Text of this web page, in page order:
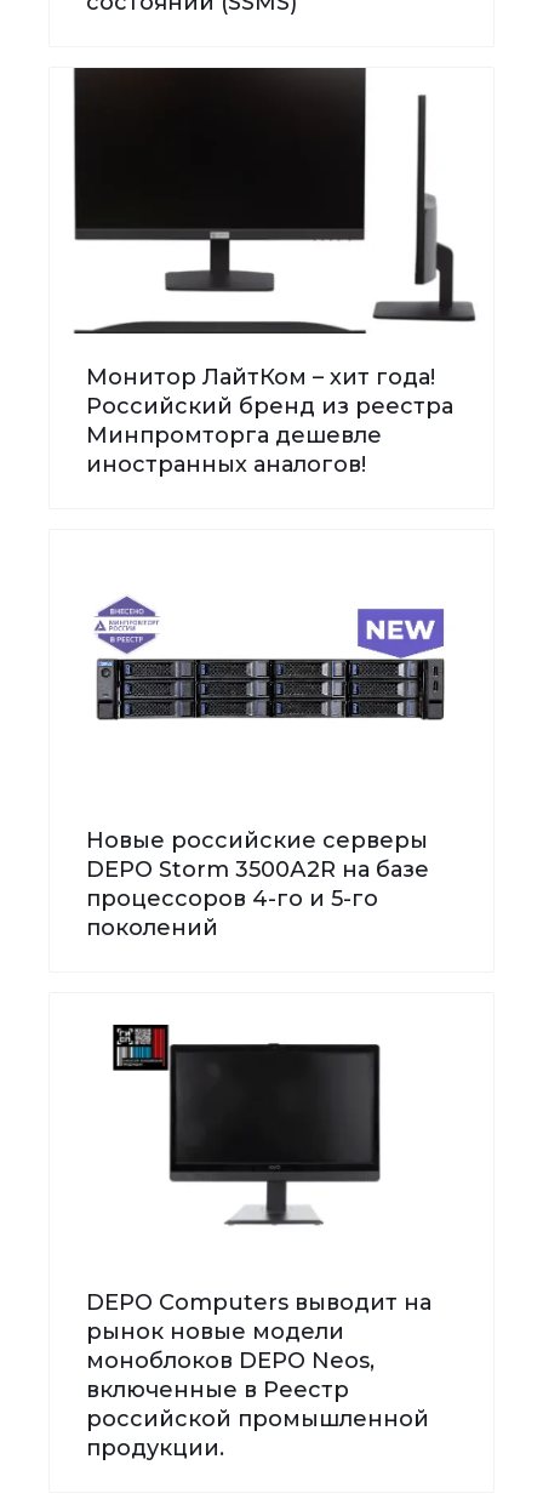
Монитор ЛайтКом – хит года!
Российский бренд из реестра
Минпромторга дешевле
иностранных аналогов!
Новые российские серверы
DEPO Storm 3500А2R на базе
процессоров 4-го и 5-го
поколений
DEPO Computers выводит на
рынок новые модели
моноблоков DEPO Neos,
включенные в Реестр
российской промышленной
продукции.